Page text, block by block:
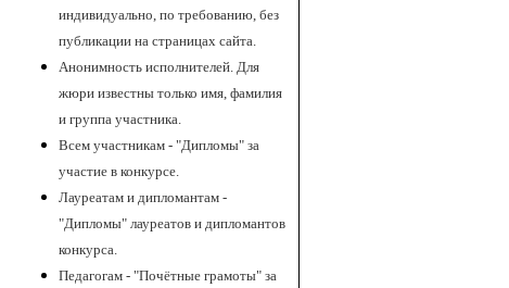
индивидуально, по требованию, без
публикации на страницах сайта.
Анонимность исполнителей. Для
жюри известны только имя, фамилия
и группа участника.
Всем участникам - "Дипломы" за
участие в конкурсе.
Лауреатам и дипломантам -
"Дипломы" лауреатов и дипломантов
конкурса.
Педагогам - "Почётные грамоты" за